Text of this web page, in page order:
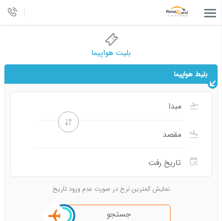
بلیت هواپیما
بلیط هواپیما
نمایش کمترین نرخ در صورت عدم ورود تاریخ
جستجو